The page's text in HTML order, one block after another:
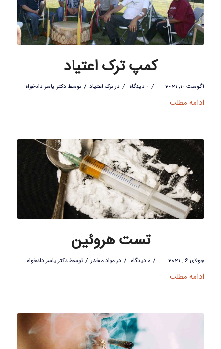
کمپ ترک اعتیاد
آگوست 10, 2021 / 0 دیدگاه / درترک اعتیاد / توسطدکتر یاسر دادخواه
ادامه مطلب
تست هروئین
جولای 16, 2021 / 0 دیدگاه / درمواد مخدر / توسطدکتر یاسر دادخواه
ادامه مطلب